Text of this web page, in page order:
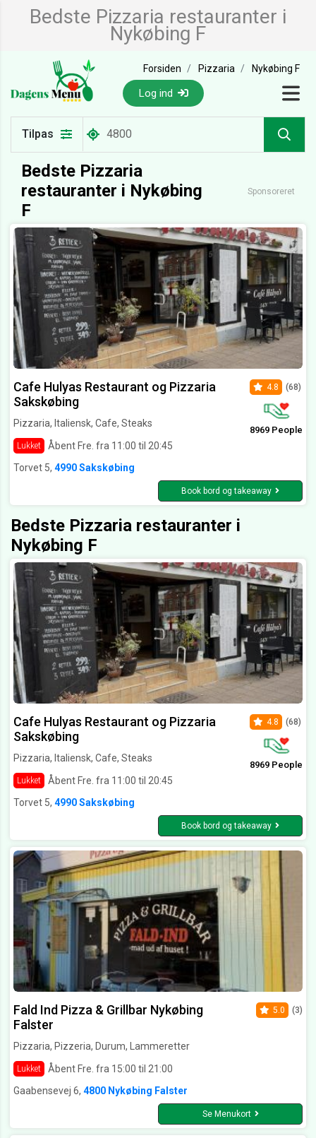
Bedste Pizzaria restauranter i
Nykøbing F
Forsiden Pizzaria Nykøbing F
Log ind
Tilpas
Bedste Pizzaria
restauranter i Nykøbing
F
Sponsoreret
Cafe Hulyas Restaurant og Pizzaria
Sakskøbing
Pizzaria, Italiensk, Cafe, Steaks
Lukket Åbent Fre. fra 11:00 til 20:45
4.8 (68)
8969 People
Torvet 5, 4990 Sakskøbing
Book bord og takeaway
Bedste Pizzaria restauranter i
Nykøbing F
Cafe Hulyas Restaurant og Pizzaria
Sakskøbing
Pizzaria, Italiensk, Cafe, Steaks
Lukket Åbent Fre. fra 11:00 til 20:45
4.8 (68)
8969 People
Torvet 5, 4990 Sakskøbing
Book bord og takeaway
Fald Ind Pizza & Grillbar Nykøbing
Falster
Pizzaria, Pizzeria, Durum, Lammeretter
Lukket Åbent Fre. fra 15:00 til 21:00
5.0 (3)
Gaabensevej 6, 4800 Nykøbing Falster
Se Menukort